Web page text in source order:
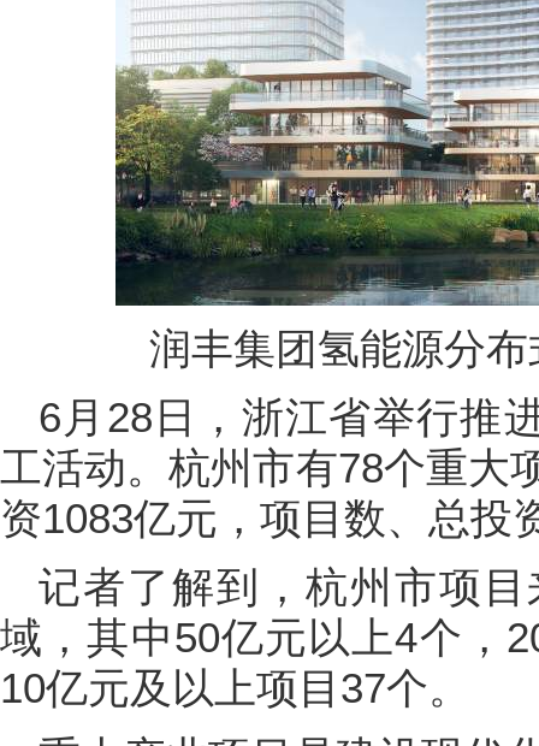
润丰集团氢能源分
6月28日，浙江省举行推
工活动。杭州市有78个重大
资1083亿元，项目数、总投
记者了解到，杭州市项
域，其中50亿元以上4个，
10亿元及以上项目37个。